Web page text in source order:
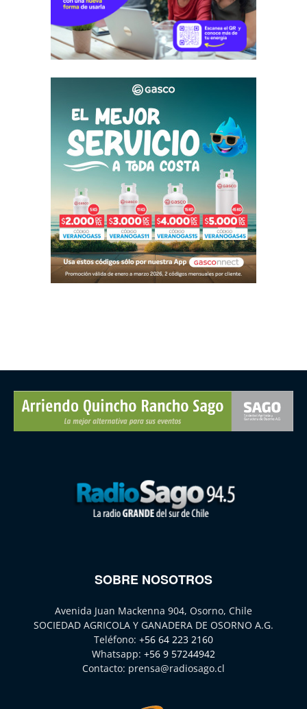
SOBRE NOSOTROS
Avenida Juan Mackenna 904, Osorno, Chile
SOCIEDAD AGRICOLA Y GANADERA DE OSORNO A.G.
Teléfono: +56 64 223 2160
Whatsapp: +56 9 57244942
Contacto: prensa@radiosago.cl